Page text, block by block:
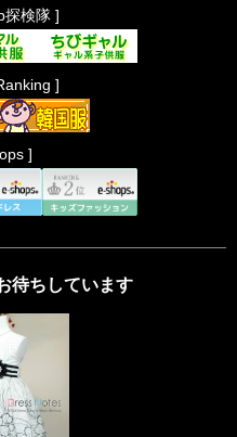
探検隊 ]
]
]
待ちしています